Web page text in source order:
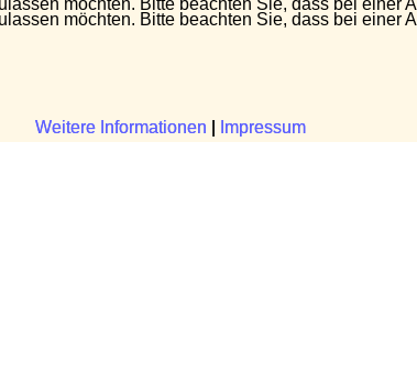
möchten. Bitte beachten Sie, dass bei
Weitere Informationen Impressum
möchten. Bitte beachten Sie, dass bei
Weitere Informationen Impressum